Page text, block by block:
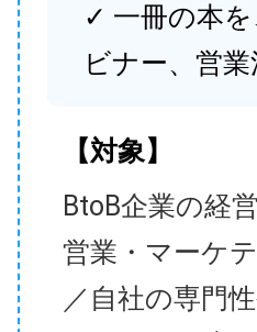
✓ 一冊の本
ビナー、営
【対象】
BtoB企業の経
営業・マーケ
／自社の専門